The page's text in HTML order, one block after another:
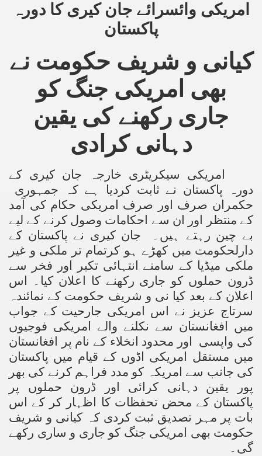
امریکی وائسرائے جان کیری کا دورہ
پاکستان
کیانی و شریف حکومت نے
بھی امریکی جنگ کو
جاری رکھنے کی یقین
دہانی کرادی
امریکی سیکریٹری خارجہ جان کیری کے
دورہ پاکستان نے ثابت کردیا ہے کہ جمہوری
حکمران صرف اور صرف امریکی حکام کی آمد
کے منتظر اور ان سے احکامات وصول کرنے کے لیے
بے چین رہتے ہیں۔ جان کیری نے پاکستان کے
دارلحکومت میں کھڑے ہو کرتمام تر ملکی و غیر
ملکی میڈیا کے سامنے انتہائی تکبر اور فخر سے
ڈرون حملوں کو جاری رکھنے کا اعلان کیا۔ اس
اعلان کے بعد کیا نی و شریف حکومت کے نمائندہ
سرتاج عزیز نے اس امریکی جارحیت کے جواب
میں افغانستان سے نکلنے والے امریکی فوجیوں
کی واپسی اور محدود انخلاء کے نام پر افغانستان
میں مستقل امریکی اڈوں کے قیام میں پاکستان
کی جانب سے امریکہ کو مدد فراہم کرنے کی بھر
پور یقین دہانی کرائی اور ڈرون حملوں پر
پاکستان کے محض تحفظات کا اظہار کر کے اس
بات پر مہر تصدیق ثبت کردی کہ کیانی و شریف
حکومت بھی امریکی جنگ کو جاری و ساری رکھے
گی۔